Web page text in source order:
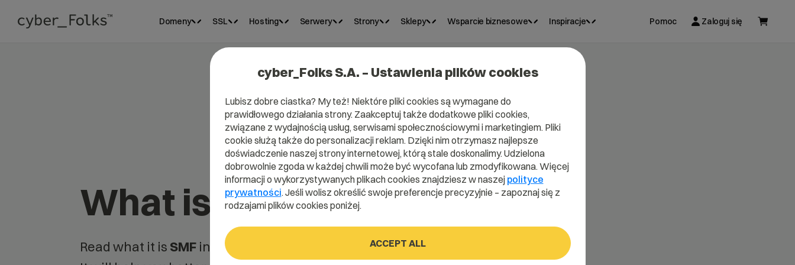
Domeny SSL Hosting Serwery Strony Sklepy Wsparcie biznesowe Inspiracje Pomoc Zaloguj się
What is SMF?
Read what it is SMF in our dictionary.
cyber_Folks S.A. – Ustawienia plików cookies
Lubisz dobre ciastka? My też! Niektóre pliki cookies są wymagane do
prawidłowego działania strony. Zaakceptuj także dodatkowe pliki cookies,
związane z wydajnością usług, serwisami społecznościowymi i marketingiem. Pliki
cookie służą także do personalizacji reklam. Dzięki nim otrzymasz najlepsze
doświadczenie naszej strony internetowej, którą stale doskonalimy. Udzielona
dobrowolnie zgoda w każdej chwili może być wycofana lub zmodyfikowana. Więcej
informacji o wykorzystywanych plikach cookies znajdziesz w naszej polityce
prywatności. Jeśli wolisz określić swoje preferencje precyzyjnie – zapoznaj się z
rodzajami plików cookies poniżej.
ACCEPT ALL